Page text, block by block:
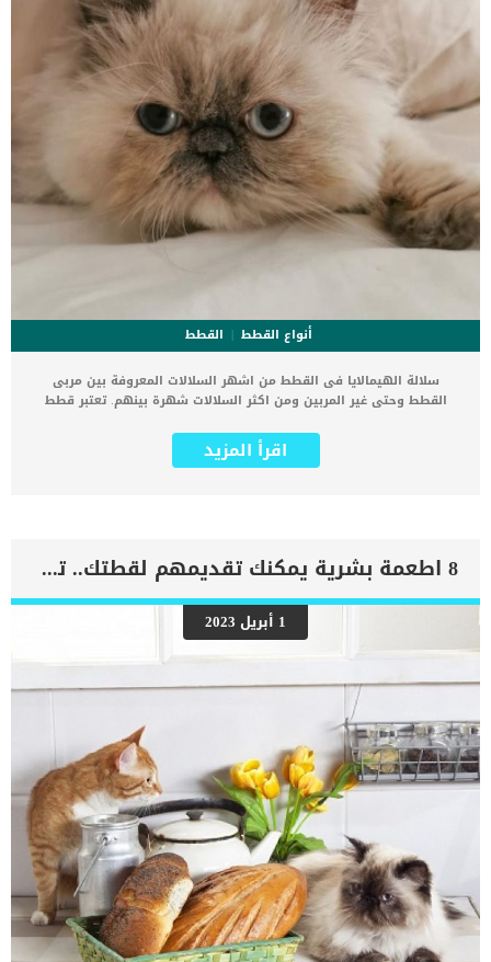
أنواع القطط
القطط
سلالة الهيمالايا فى القطط من اشهر السلالات المعروفة بين مربى
القطط وحتى غير المربين ومن اكثر السلالات شهرة بينهم. تعتبر قطط
تم اكتشاف اكثر من 3 الوان من قطط الهيمالايا. عليك معرفة كل ما يخص
فى بعضها مع السلالات الاخرى. اقرأ ايضا:سلالة ديفون ريكس فى القطط
“مقال شامل” السمات الشخصية لسلالة الهيمالايا فى القطط _لطيفة
وهادئة _على الرغم من انها هجين من السيامى والفرس الا انها لا تنتمى
لاى منهما فى الطاقة والنشاط, فهى اقل نشاطا من السيامى واكثر
نشاطا من الفرس. _يقدسون ويحبون وقت اللعب _كما يقدسون وقت
الهدوء والاحتضان والجلوس بجانب شخصها المفضل بدون فعل اى شئ.
_أذكياء ومهذبون _كما انه لا يتحدثون كثيرا او بصوت مرتفع ولكن موائهم
يكون بصوت رخيم. _لا يفضلون التسلق كما هو الحال بخصوص معظم
السلالات ولكنهم يفضلون السير على الارض […]
اقرأ المزيد
8 اطعمة بشرية يمكنك تقديمهم لقطتك.. تعرف عليهم
1 أبريل 2023